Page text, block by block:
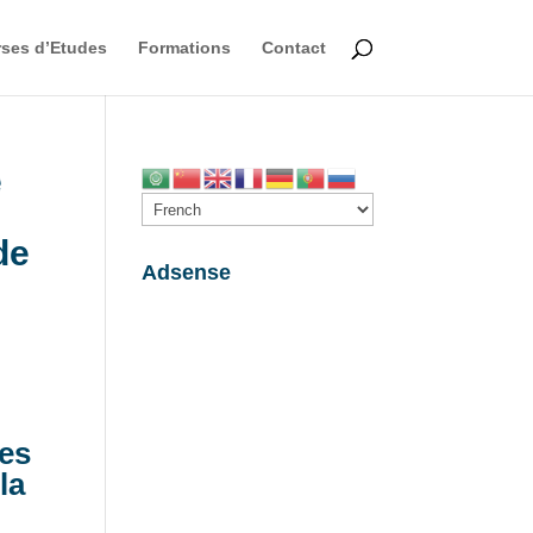
d’Etudes Formations Contact
Adsense